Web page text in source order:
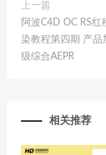
上一篇
阿波C4D OC RS红
染教程第四期 产品
级综合AEPR
相关推荐